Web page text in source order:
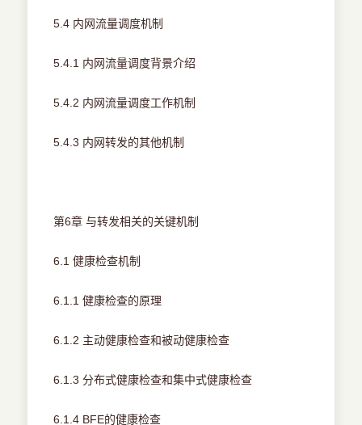
5.4 内网流量调度机制
5.4.1 内网流量调度背景介绍
5.4.2 内网流量调度工作机制
5.4.3 内网转发的其他机制
第6章 与转发相关的关键机制
6.1 健康检查机制
6.1.1 健康检查的原理
6.1.2 主动健康检查和被动健康检查
6.1.3 分布式健康检查和集中式健康检查
6.1.4 BFE的健康检查